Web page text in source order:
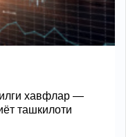
хавфлар —
ташкилоти